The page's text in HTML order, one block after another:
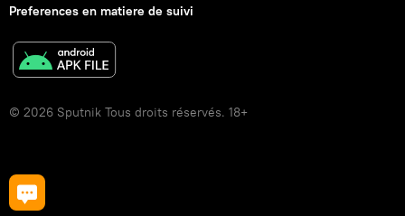
Preferences en matiere de suivi
© 2026 Sputnik Tous droits réservés. 18+